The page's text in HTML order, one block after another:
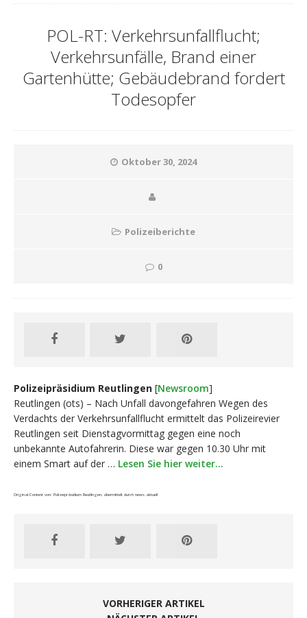
POL-RT: Verkehrsunfallflucht;
Verkehrsunfälle, Brand einer
Gartenhütte; Gebäudebrand fordert
Todesopfer
Oktober 30, 2024
Polizeiberichte
0
Polizeipräsidium Reutlingen [Newsroom]
Reutlingen (ots) – Nach Unfall davongefahren Wegen des
Verdachts der Verkehrsunfallflucht ermittelt das Polizeirevier
Reutlingen seit Dienstagvormittag gegen eine noch
unbekannte Autofahrerin. Diese war gegen 10.30 Uhr mit
einem Smart auf der … Lesen Sie hier weiter…
Original-Content von: Polizeipräsidium Reutlingen, übermittelt durch news aktuell
VORHERIGER ARTIKEL